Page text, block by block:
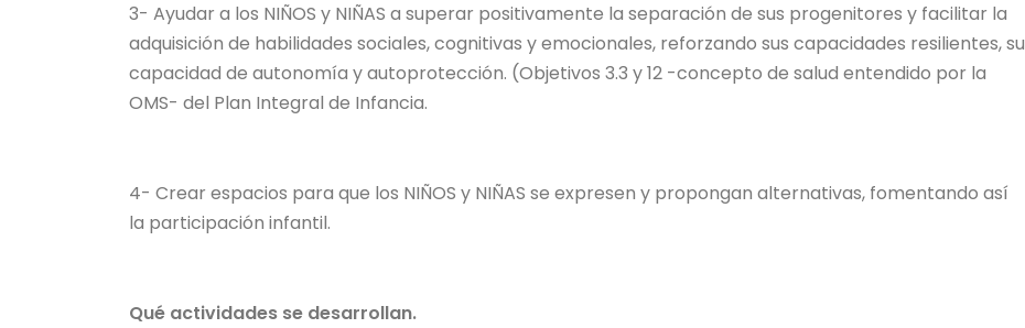
3- Ayudar a los NIÑOS y NIÑAS a superar positivamente la separación de sus progenitores y facilitar la
adquisición de habilidades sociales, cognitivas y emocionales, reforzando sus capacidades resilientes, su
capacidad de autonomía y autoprotección. (Objetivos 3.3 y 12 -concepto de salud entendido por la
OMS- del Plan Integral de Infancia.
4- Crear espacios para que los NIÑOS y NIÑAS se expresen y propongan alternativas, fomentando así
la participación infantil.
Qué actividades se desarrollan.